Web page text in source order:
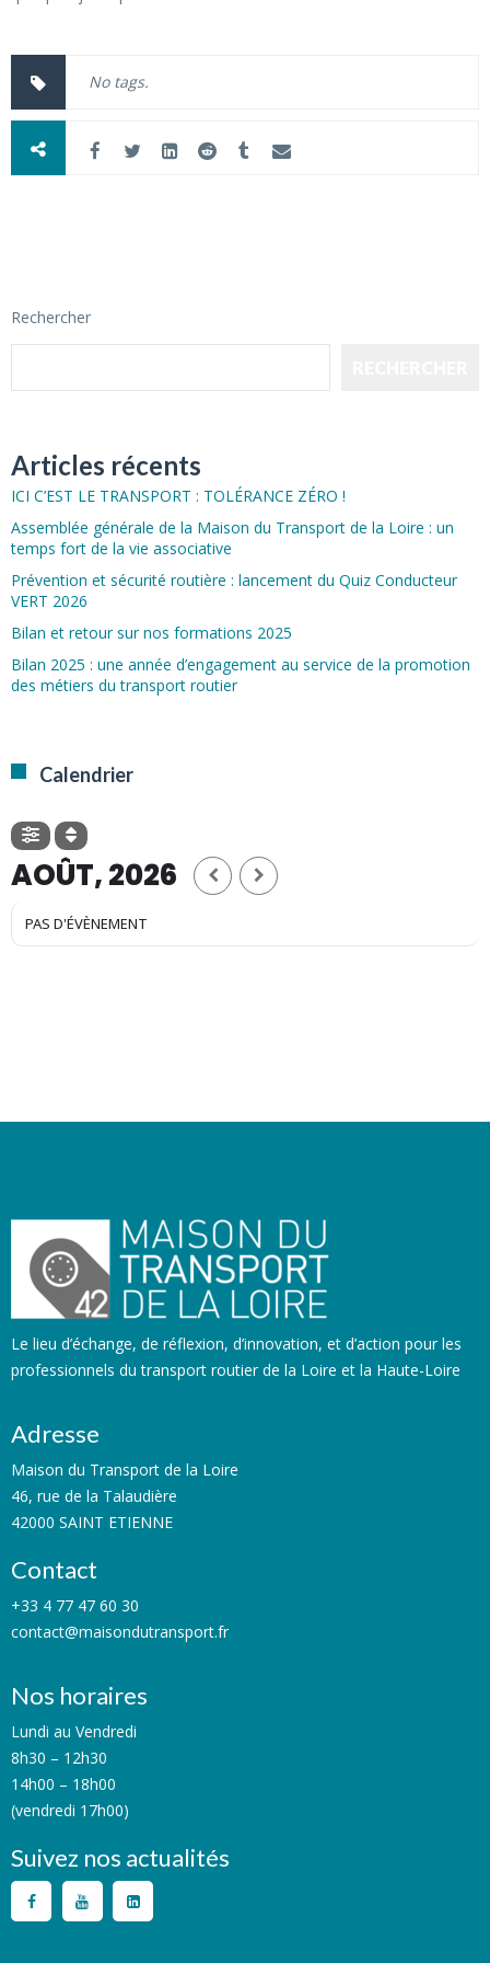
No tags.
Rechercher
Articles récents
ICI C’EST LE TRANSPORT : TOLÉRANCE ZÉRO !
Assemblée générale de la Maison du Transport de la Loire : un
temps fort de la vie associative
Prévention et sécurité routière : lancement du Quiz Conducteur
VERT 2026
Bilan et retour sur nos formations 2025
Bilan 2025 : une année d’engagement au service de la promotion
des métiers du transport routier
Calendrier
AOÛT, 2026
PAS D'ÉVÈNEMENT
Le lieu d’échange, de réflexion, d’innovation, et d’action pour les
professionnels du transport routier de la Loire et la Haute-Loire
Adresse
Maison du Transport de la Loire
46, rue de la Talaudière
42000 SAINT ETIENNE
Contact
+33 4 77 47 60 30
contact@maisondutransport.fr
Nos horaires
Lundi au Vendredi
8h30 – 12h30
14h00 – 18h00
(vendredi 17h00)
Suivez nos actualités